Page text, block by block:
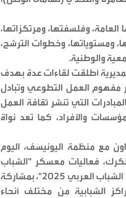
العامة، وفلسفتها، ومرتكزاتها،
ومستوياتها، وخطوات الترشح،
والوطنية.
أطلقت لقاءات عدة بهدف
مفهوم العمل التطوعي وتبادل
التي تنشر ثقافة العمل
والأفراد، كما تعد نواة
مع منظمة اليونيسف، اليوم
فعاليات معسكر "الشباب
والأمن والسلام 2250"، والتي تُقام تحت شعار "عمان عاصمة الشباب العربي 2025"، بمشاركة
الشبابية من مختلف أنحاء